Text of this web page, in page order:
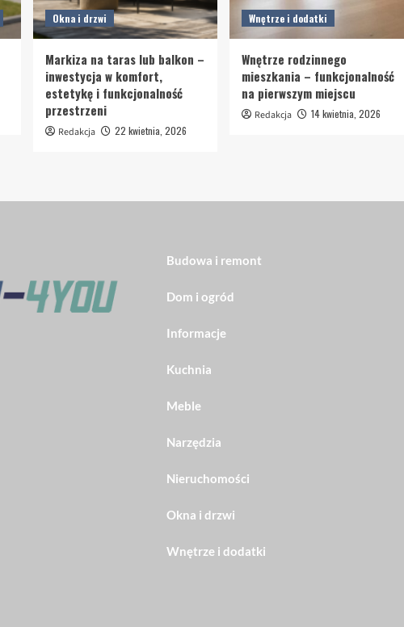
Okna i drzwi
Markiza na taras lub balkon –
inwestycja w komfort,
estetykę i funkcjonalność
przestrzeni
Redakcja 22 kwietnia, 2026
Wnętrze i dodatki
Wnętrze rodzinnego
mieszkania – funkcjonalność
na pierwszym miejscu
Redakcja 14 kwietnia, 2026
Budowa i remont
Dom i ogród
Informacje
Kuchnia
Meble
Narzędzia
Nieruchomości
Okna i drzwi
Wnętrze i dodatki